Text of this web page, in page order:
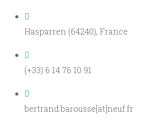
Hasparren (64240), France
(+33) 6 14 76 10 91
bertrand.barousse[at]neuf.fr